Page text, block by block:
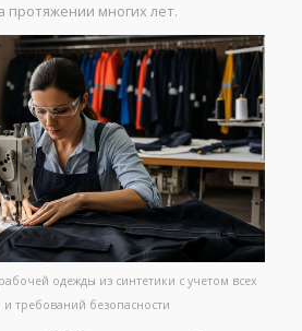
протяжении многих лет.
одежды из синтетики с учетом всех
требований безопасности